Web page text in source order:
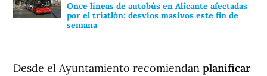
Once líneas de autobús en Alicante afectadas
por el triatlón: desvíos masivos este fin de
semana
Desde el Ayuntamiento recomiendan planificar